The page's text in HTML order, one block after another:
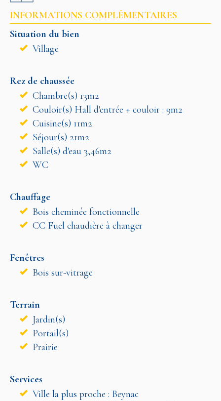
INFORMATIONS COMPLÉMENTAIRES
Situation du bien
Village
Rez de chaussée
Chambre(s) 13m2
Couloir(s) Hall d'entrée + couloir : 9m2
Cuisine(s) 11m2
Séjour(s) 21m2
Salle(s) d'eau 3,46m2
WC
Chauffage
Bois cheminée fonctionnelle
CC Fuel chaudière à changer
Fenêtres
Bois sur-vitrage
Terrain
Jardin(s)
Portail(s)
Prairie
Services
Ville la plus proche : Beynac